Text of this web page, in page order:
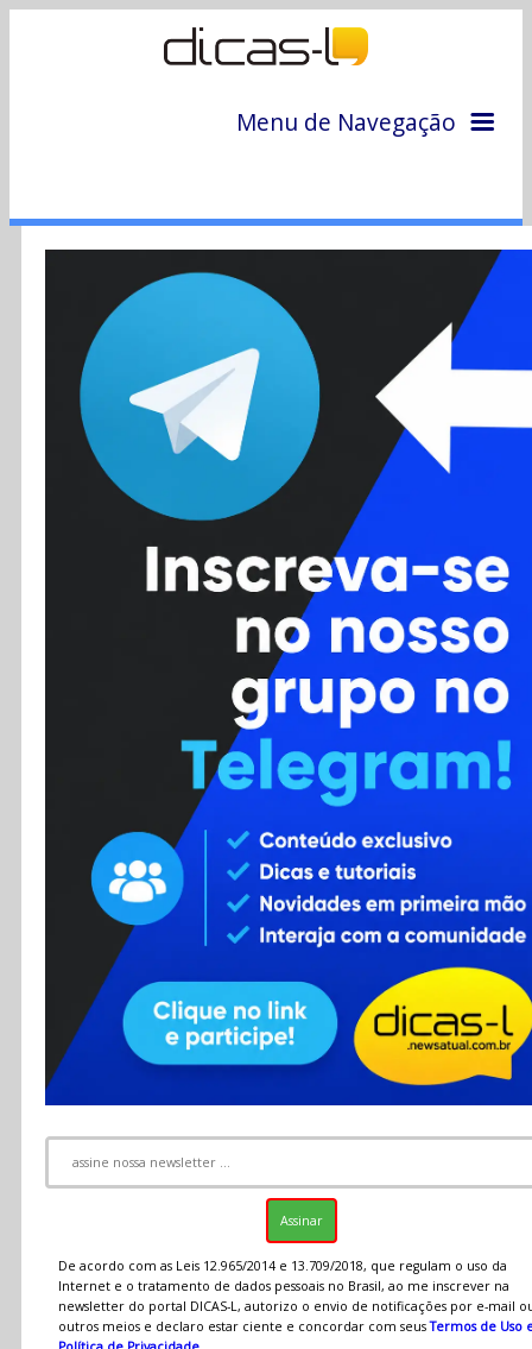
Menu de Navegação
Colunas
Colaboradores
Cursos
Enviar Dica
Contato
RSS
De acordo com as Leis 12.965/2014 e 13.709/2018, que regulam o uso da
Internet e o tratamento de dados pessoais no Brasil, ao me inscrever na
newsletter do portal DICAS-L, autorizo o envio de notificações por e-mail
outros meios e declaro estar ciente e concordar com seusTermos de Uso